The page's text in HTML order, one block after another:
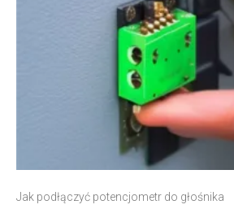
Jak podłączyć potencjometr do głośnika